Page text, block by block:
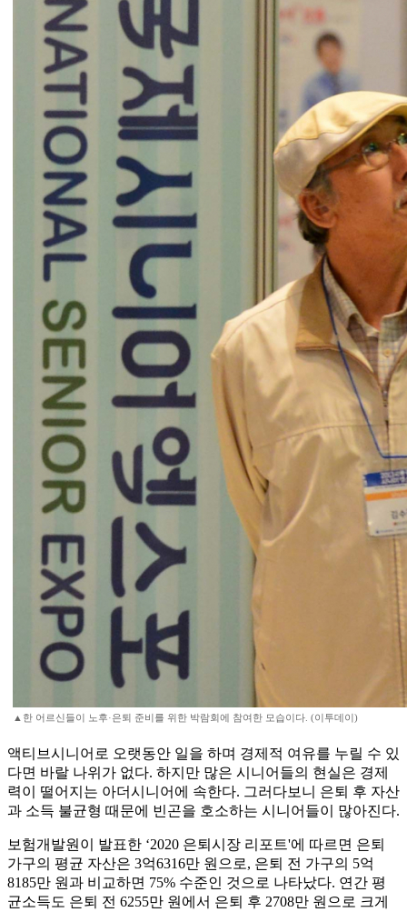
▲한 어르신들이 노후·은퇴 준비를 위한 박람회에 참여한 모습이다. (이투데이)
액티브시니어로 오랫동안 일을 하며 경제적 여유를 누릴 수 있
다면 바랄 나위가 없다. 하지만 많은 시니어들의 현실은 경제
력이 떨어지는 아더시니어에 속한다. 그러다보니 은퇴 후 자산
과 소득 불균형 때문에 빈곤을 호소하는 시니어들이 많아진다.
보험개발원이 발표한 ‘2020 은퇴시장 리포트'에 따르면 은퇴
가구의 평균 자산은 3억6316만 원으로, 은퇴 전 가구의 5억
8185만 원과 비교하면 75% 수준인 것으로 나타났다. 연간 평
균소득도 은퇴 전 6255만 원에서 은퇴 후 2708만 원으로 크게